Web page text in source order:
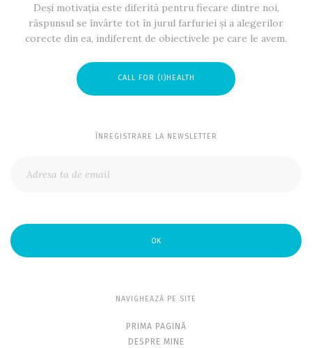
Deși motivația este diferită pentru fiecare dintre noi,
răspunsul se învârte tot în jurul farfuriei și a alegerilor
corecte din ea, indiferent de obiectivele pe care le avem.
CALL FOR (I)HEALTH
ÎNREGISTRARE LA NEWSLETTER
OK
NAVIGHEAZĂ PE SITE
PRIMA PAGINĂ
DESPRE MINE